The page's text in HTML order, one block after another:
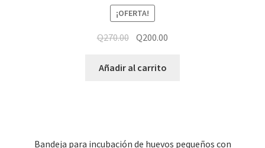
¡OFERTA!
Q270.00 Q200.00
Añadir al carrito
Bandeja para incubación de huevos pequeños con